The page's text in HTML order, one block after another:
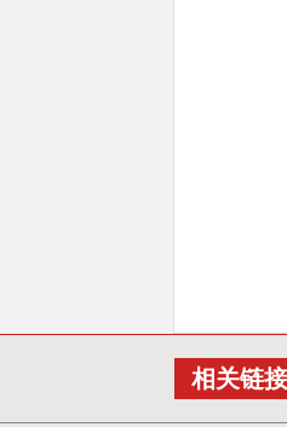
相关链接